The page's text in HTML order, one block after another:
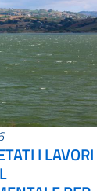
I LAVORI